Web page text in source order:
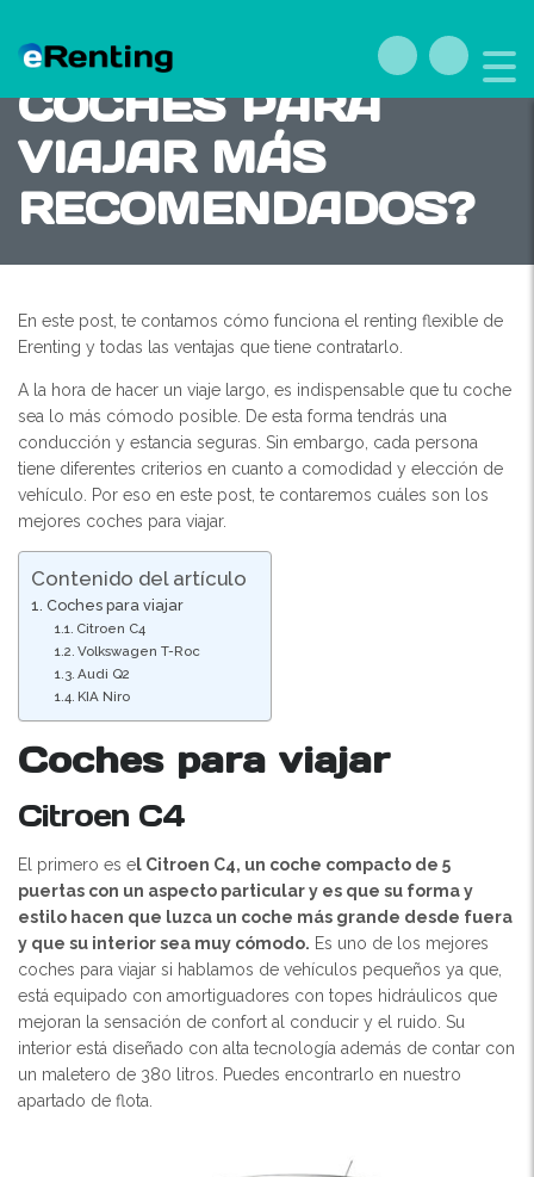
¿CUÁLES SON LOS
COCHES PARA
VIAJAR MÁS
RECOMENDADOS?
En este post, te contamos cómo funciona el renting flexible de
Erenting y todas las ventajas que tiene contratarlo.
A la hora de hacer un viaje largo, es indispensable que tu coche
sea lo más cómodo posible. De esta forma tendrás una
conducción y estancia seguras. Sin embargo, cada persona
tiene diferentes criterios en cuanto a comodidad y elección de
vehículo. Por eso en este post, te contaremos cuáles son los
mejores coches para viajar.
Contenido del artículo
Coches para viajar
Citroen C4
Volkswagen T-Roc
Audi Q2
KIA Niro
Coches para viajar
Citroen C4
El primero es el Citroen C4, un coche compacto de 5
puertas con un aspecto particular y es que su forma y
estilo hacen que luzca un coche más grande desde fuera
y que su interior sea muy cómodo. Es uno de los mejores
coches para viajar si hablamos de vehículos pequeños ya que,
está equipado con amortiguadores con topes hidráulicos que
mejoran la sensación de confort al conducir y el ruido. Su
interior está diseñado con alta tecnología además de contar con
un maletero de 380 litros. Puedes encontrarlo en nuestro
apartado de flota.